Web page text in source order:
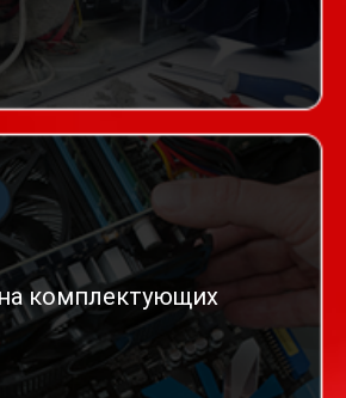
комплектующих